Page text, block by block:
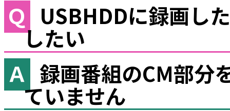
USBHDDに録画し
したい
録画番組のCM部分
ていません